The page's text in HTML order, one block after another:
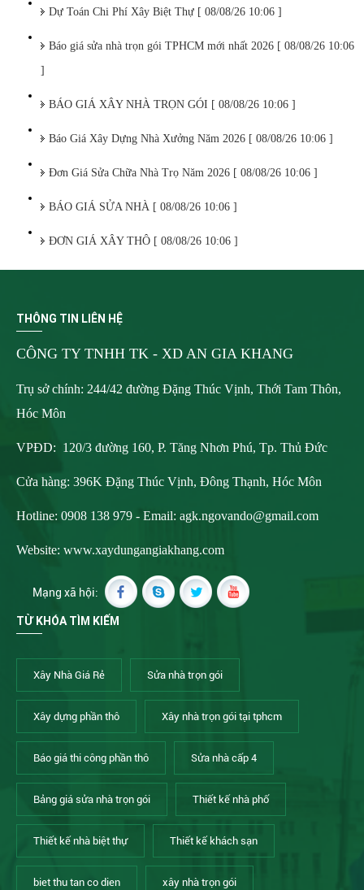
Dự Toán Chi Phí Xây Biệt Thự [ 08/08/26 10:06 ]
Báo giá sửa nhà trọn gói TPHCM mới nhất 2026 [ 08/08/26 10:06
]
BÁO GIÁ XÂY NHÀ TRỌN GÓI [ 08/08/26 10:06 ]
Báo Giá Xây Dựng Nhà Xưởng Năm 2026 [ 08/08/26 10:06 ]
Đơn Giá Sửa Chữa Nhà Trọ Năm 2026 [ 08/08/26 10:06 ]
BÁO GIÁ SỬA NHÀ [ 08/08/26 10:06 ]
ĐƠN GIÁ XÂY THÔ [ 08/08/26 10:06 ]
THÔNG TIN LIÊN HỆ
CÔNG TY TNHH TK - XD AN GIA KHANG
Trụ sở chính: 244/42 đường Đặng Thúc Vịnh, Thới Tam Thôn,
Hóc Môn
VPĐD: 120/3 đường 160, P. Tăng Nhơn Phú, Tp. Thủ Đức
Cửa hàng: 396K Đặng Thúc Vịnh, Đông Thạnh, Hóc Môn
Hotline: 0908 138 979 - Email: agk.ngovando@gmail.com
Website: www.xaydungangiakhang.com
Mạng xã hội:
TỪ KHÓA TÌM KIẾM
Xây Nhà Giá Rẻ Sửa nhà trọn gói
Xây dựng phần thô Xây nhà trọn gói tại tphcm
Báo giá thi công phần thô Sửa nhà cấp 4
Bảng giá sửa nhà trọn gói Thiết kế nhà phố
Thiết kế nhà biệt thự Thiết kế khách sạn
biet thu tan co dien xây nhà trọn gói